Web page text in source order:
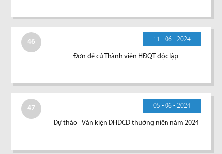
46 11 - 06 - 2024
Đơn đề cử Thành viên HĐQT độc lập
47 05 - 06 - 2024
Dự thảo - Văn kiện ĐHĐCĐ thường niên năm 2024